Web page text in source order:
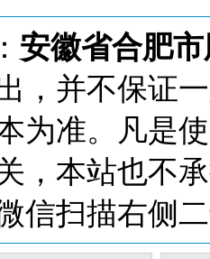
安徽省合肥
，并不保证
为准。凡是
，本站也不
信扫描右侧